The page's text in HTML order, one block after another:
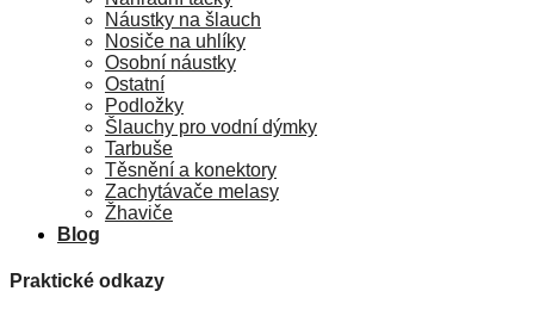
Náustky na šlauch
Nosiče na uhlíky
Osobní náustky
Ostatní
Podložky
Šlauchy pro vodní dýmky
Tarbuše
Těsnění a konektory
Zachytávače melasy
Žhaviče
Blog
Praktické odkazy